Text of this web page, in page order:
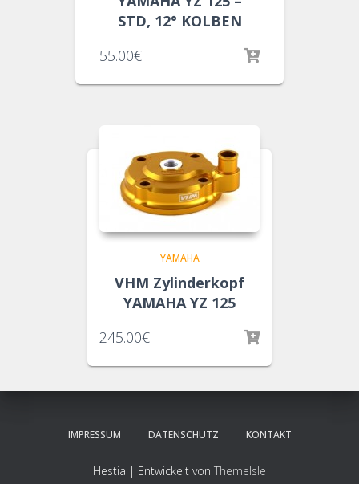
STD, 12° KOLBEN
55.00€
YAMAHA
VHM Zylinderkopf
YAMAHA YZ 125
245.00€
IMPRESSUM DATENSCHUTZ KONTAKT
Hestia | Entwickelt von ThemeIsle